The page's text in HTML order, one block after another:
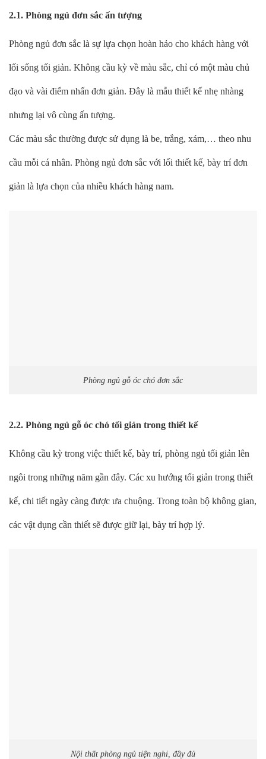
2.1. Phòng ngủ đơn sắc ấn tượng
Phòng ngủ đơn sắc là sự lựa chọn hoàn hảo cho khách hàng với
lối sống tối giản. Không cầu kỳ về màu sắc, chỉ có một màu chủ
đạo và vài điểm nhấn đơn giản. Đây là mẫu thiết kế nhẹ nhàng
nhưng lại vô cùng ấn tượng.
Các màu sắc thường được sử dụng là be, trắng, xám,… theo nhu
cầu mỗi cá nhân. Phòng ngủ đơn sắc với lối thiết kế, bày trí đơn
giản là lựa chọn của nhiều khách hàng nam.
Phòng ngủ gỗ óc chó đơn sắc
2.2. Phòng ngủ gỗ óc chó tối giản trong thiết kế
Không cầu kỳ trong việc thiết kế, bày trí, phòng ngủ tối giản lên
ngôi trong những năm gần đây. Các xu hướng tối giản trong thiết
kế, chi tiết ngày càng được ưa chuộng. Trong toàn bộ không gian,
các vật dụng cần thiết sẽ được giữ lại, bày trí hợp lý.
Nội thất phòng ngủ tiện nghi, đầy đủ